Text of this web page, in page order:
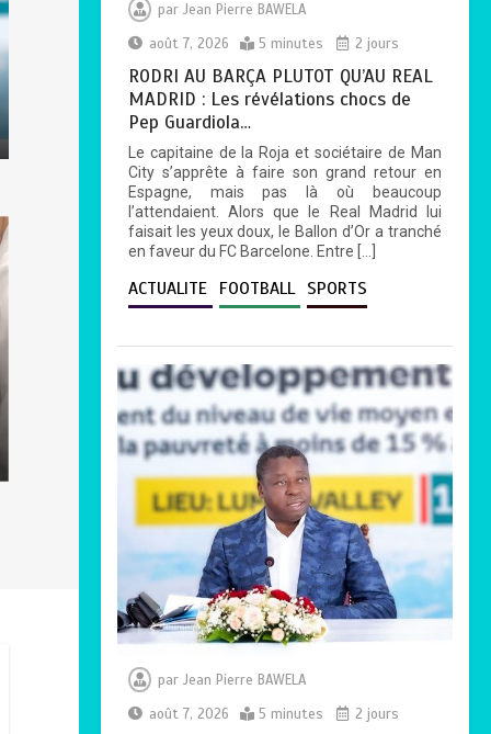
par Jean Pierre BAWELA
août 7, 2026
5 minutes 2 jours
RODRI AU BARÇA PLUTOT QU’AU REAL
MADRID : Les révélations chocs de
Pep Guardiola…
Le capitaine de la Roja et sociétaire de Man
City s’apprête à faire son grand retour en
Espagne, mais pas là où beaucoup
l’attendaient. Alors que le Real Madrid lui
faisait les yeux doux, le Ballon d’Or a tranché
en faveur du FC Barcelone. Entre […]
ACTUALITE FOOTBALL SPORTS
par Jean Pierre BAWELA
août 7, 2026
5 minutes 2 jours